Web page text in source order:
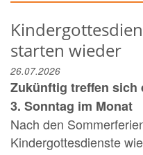
starten wieder
26.07.2026
Zukünftig treffen sich
3. Sonntag im Monat
Nach den
Kindergottesdienste